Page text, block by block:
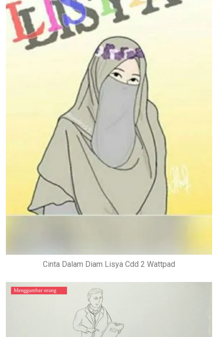
Cinta Dalam Diam Lisya Cdd 2 Wattpad